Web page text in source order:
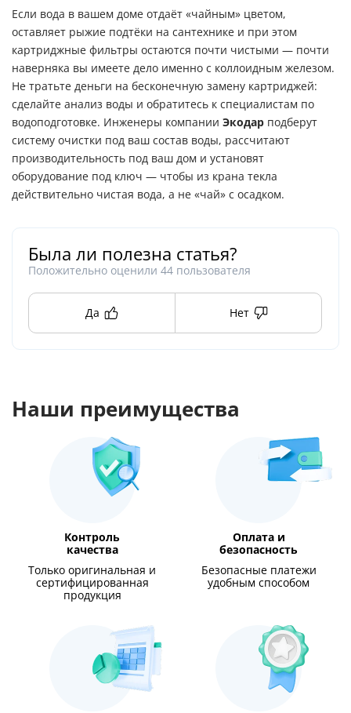
Если вода в вашем доме отдаёт «чайным» цветом,
оставляет рыжие подтёки на сантехнике и при этом
картриджные фильтры остаются почти чистыми — почти
наверняка вы имеете дело именно с коллоидным железом.
Не тратьте деньги на бесконечную замену картриджей:
сделайте анализ воды и обратитесь к специалистам по
водоподготовке. Инженеры компании Экодар подберут
систему очистки под ваш состав воды, рассчитают
производительность под ваш дом и установят
оборудование под ключ — чтобы из крана текла
действительно чистая вода, а не «чай» с осадком.
Была ли полезна статья?
Положительно оценили 44 пользователя
Да Нет
Наши преимущества
Контроль
качества
Только оригинальная и
сертифицированная
продукция
Оплата и
безопасность
Безопасные платежи
удобным способом